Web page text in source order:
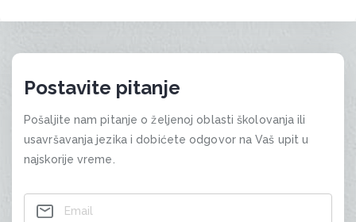
Postavite pitanje
Pošaljite nam pitanje o željenoj oblasti školovanja ili
usavršavanja jezika i dobićete odgovor na Vaš upit u
najskorije vreme.
Contact